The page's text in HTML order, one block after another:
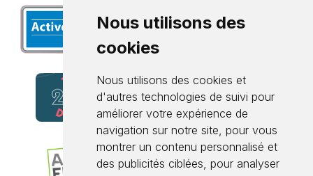
Nous utilisons des
cookies
Nous utilisons des cookies et
d'autres technologies de suivi pour
améliorer votre expérience de
navigation sur notre site, pour vous
montrer un contenu personnalisé et
des publicités ciblées, pour analyser